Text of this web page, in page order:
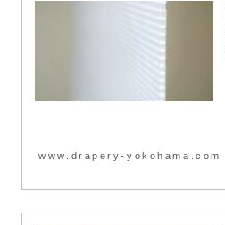
www.drapery-yokohama.com